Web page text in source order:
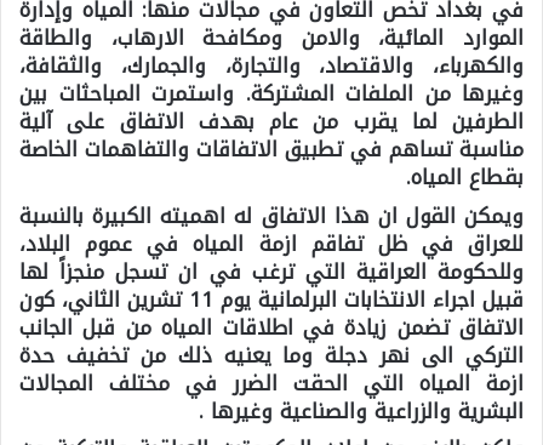
في بغداد تخص التعاون في مجالات منها: المياه وإدارة
الموارد المائية، والامن ومكافحة الارهاب، والطاقة
والكهرباء، والاقتصاد، والتجارة، والجمارك، والثقافة،
وغيرها من الملفات المشتركة. واستمرت المباحثات بين
الطرفين لما يقرب من عام بهدف الاتفاق على آلية
مناسبة تساهم في تطبيق الاتفاقات والتفاهمات الخاصة
بقطاع المياه.
ويمكن القول ان هذا الاتفاق له اهميته الكبيرة بالنسبة
للعراق في ظل تفاقم ازمة المياه في عموم البلاد،
وللحكومة العراقية التي ترغب في ان تسجل منجزاً لها
قبيل اجراء الانتخابات البرلمانية يوم 11 تشرين الثاني، كون
الاتفاق تضمن زيادة في اطلاقات المياه من قبل الجانب
التركي الى نهر دجلة وما يعنيه ذلك من تخفيف حدة
ازمة المياه التي الحقت الضرر في مختلف المجالات
البشرية والزراعية والصناعية وغيرها .